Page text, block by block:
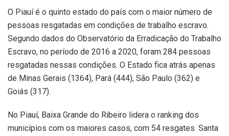
O Piauí é o quinto estado do país com o maior número de
pessoas resgatadas em condições de trabalho escravo.
Segundo dados do Observatório da Erradicação do Trabalho
Escravo, no período de 2016 a 2020, foram 284 pessoas
resgatadas nessas condições. O Estado fica atrás apenas
de Minas Gerais (1364), Pará (444), São Paulo (362) e
Goiás (317).
No Piauí, Baixa Grande do Ribeiro lidera o ranking dos
municípios com os maiores casos, com 54 resgates. Santa